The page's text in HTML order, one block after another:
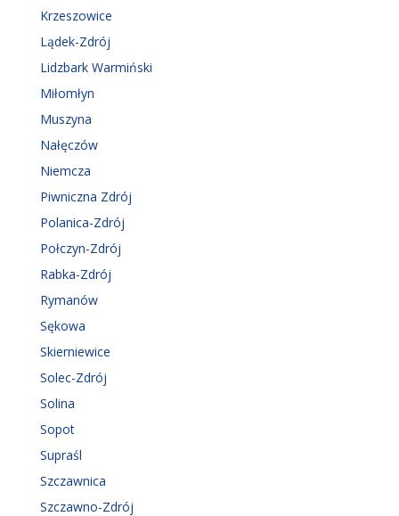
Krzeszowice
Lądek-Zdrój
Lidzbark Warmiński
Miłomłyn
Muszyna
Nałęczów
Niemcza
Piwniczna Zdrój
Polanica-Zdrój
Połczyn-Zdrój
Rabka-Zdrój
Rymanów
Sękowa
Skierniewice
Solec-Zdrój
Solina
Sopot
Supraśl
Szczawnica
Szczawno-Zdrój